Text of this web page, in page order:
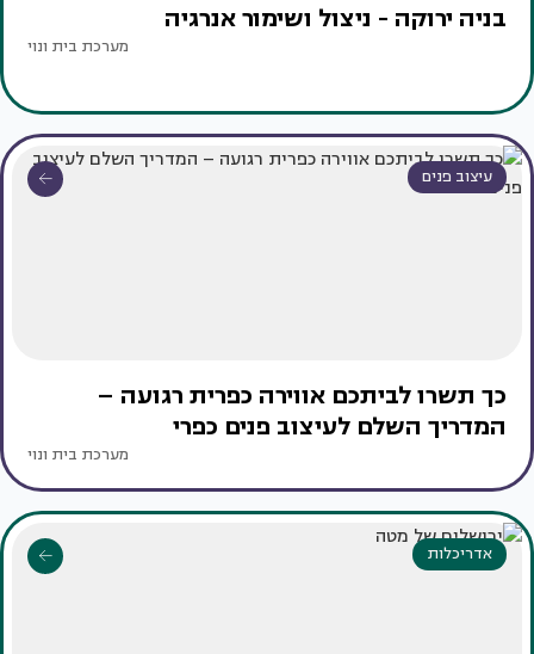
בניה ירוקה - ניצול ושימור אנרגיה
מערכת בית ונוי
עיצוב פנים
כך תשרו לביתכם אווירה כפרית רגועה –
המדריך השלם לעיצוב פנים כפרי
מערכת בית ונוי
אדריכלות